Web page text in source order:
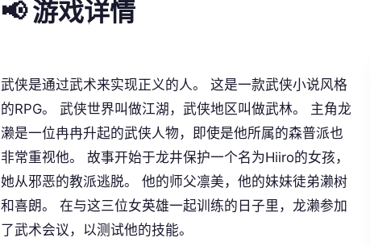
📢 游戏详情
武侠是通过武术来实现正义的人。 这是一款武侠小说风格
的RPG。 武侠世界叫做江湖，武侠地区叫做武林。 主角龙
濑是一位冉冉升起的武侠人物，即使是他所属的森普派也
非常重视他。 故事开始于龙井保护一个名为Hiiro的女孩，
她从邪恶的教派逃脱。 他的师父凛美，他的妹妹徒弟濑树
和喜朗。 在与这三位女英雄一起训练的日子里，龙濑参加
了武术会议，以测试他的技能。